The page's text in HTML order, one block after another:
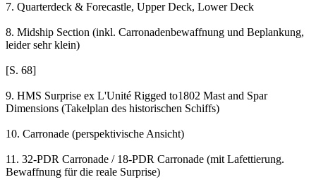
7. Quarterdeck & Forecastle, Upper Deck, Lower Deck
8. Midship Section (inkl. Carronadenbewaffnung und Beplankung,
leider sehr klein)
[S. 68]
9. HMS Surprise ex L'Unité Rigged to1802 Mast and Spar
Dimensions (Takelplan des historischen Schiffs)
10. Carronade (perspektivische Ansicht)
11. 32-PDR Carronade / 18-PDR Carronade (mit Lafettierung.
Bewaffnung für die reale Surprise)